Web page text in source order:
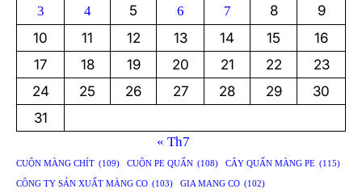
3 4 5 6 7 8
9
10
11 12 13 14 15
16
17
18 19 20 21 22
23
24
25 26 27 28 29
30
31
« Th7
CUỘN MÀNG CHÍT (109) CUỘN PE QUẤN (108) CÂY QUẤN MÀNG PE (115)
CÔNG TY SẢN XUẤT MÀNG CO (103) GIA MANG CO (102)